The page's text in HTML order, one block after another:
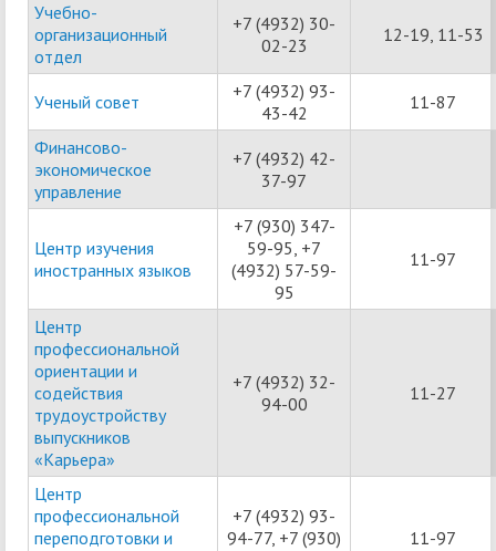
Учебно-
организационный
отдел
+7 (4932) 30-
02-23
12-19, 11-53
Ученый совет
+7 (4932) 93-
43-42
11-87
Финансово-
экономическое
управление
+7 (4932) 42-
37-97
Центр изучения
иностранных языков
+7 (930) 347-
59-95, +7
(4932) 57-59-
95
11-97
Центр
профессиональной
ориентации и
содействия
трудоустройству
выпускников
«Карьера»
+7 (4932) 32-
94-00
11-27
Центр
профессиональной
переподготовки и
+7 (4932) 93-
94-77, +7 (930)
11-97